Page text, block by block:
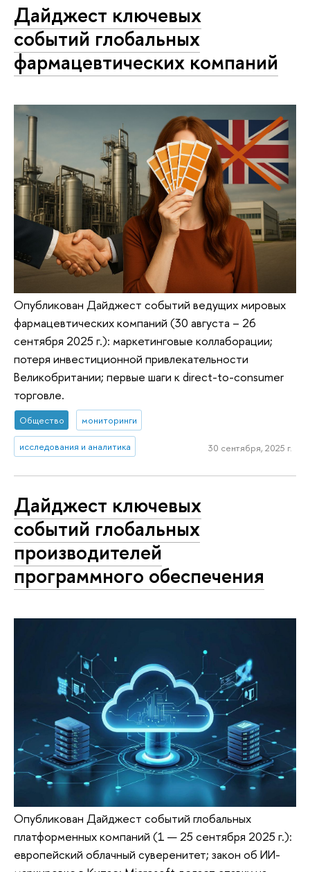
Дайджест ключевых
событий глобальных
фармацевтических компаний
Опубликован Дайджест событий ведущих мировых
фармацевтических компаний (30 августа – 26
сентября 2025 г.): маркетинговые коллаборации;
потеря инвестиционной привлекательности
Великобритании; первые шаги к direct-to-consumer
торговле.
Общество мониторинги
исследования и аналитика 30 сентября, 2025 г.
Дайджест ключевых
событий глобальных
производителей
программного обеспечения
Опубликован Дайджест событий глобальных
платформенных компаний (1 — 25 сентября 2025 г.):
европейский облачный суверенитет; закон об ИИ-